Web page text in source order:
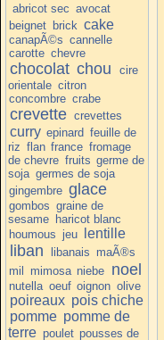
abricot sec avocat
beignet brick cake
canapÃ©s cannelle
carotte chevre
chocolat chou
cire
orientale citron
concombre crabe
crevette crevettes
curry epinard feuille de
riz flan france fromage
de chevre fruits germe de
soja germes de soja
gingembre glace
gombos graine de
sesame haricot blanc
houmous jeu lentille
liban libanais maÃ®s
mil mimosa niebe noel
nutella oeuf oignon olive
poireaux pois chiche
pomme pomme de
terre poulet pousses de